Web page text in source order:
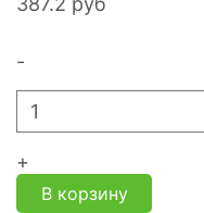
-
+
В корзину